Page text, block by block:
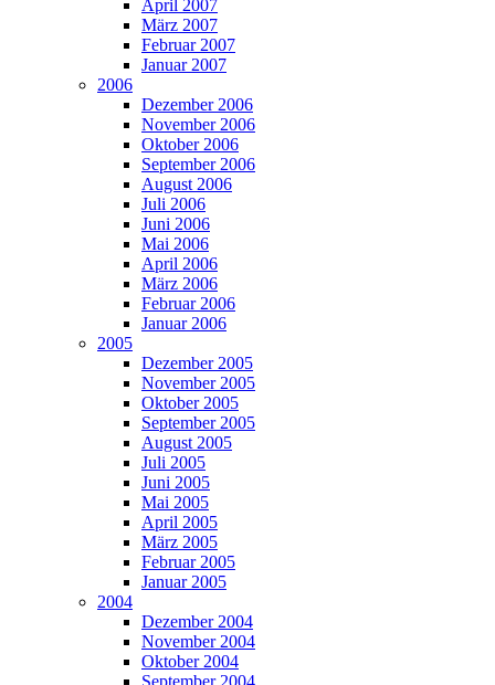
April 2007
März 2007
Februar 2007
Januar 2007
2006
Dezember 2006
November 2006
Oktober 2006
September 2006
August 2006
Juli 2006
Juni 2006
Mai 2006
April 2006
März 2006
Februar 2006
Januar 2006
2005
Dezember 2005
November 2005
Oktober 2005
September 2005
August 2005
Juli 2005
Juni 2005
Mai 2005
April 2005
März 2005
Februar 2005
Januar 2005
2004
Dezember 2004
November 2004
Oktober 2004
September 2004